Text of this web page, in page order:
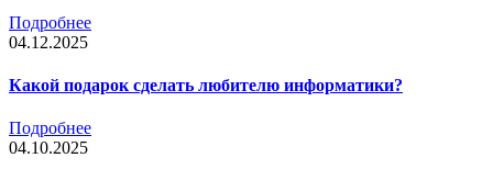
Подробнее
04.12.2025
Какой подарок сделать любителю информатики?
Подробнее
04.10.2025